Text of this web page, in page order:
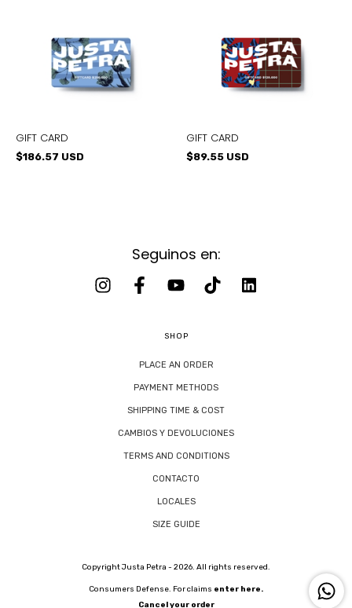
GIFT CARD
$186.57 USD
GIFT CARD
$89.55 USD
Seguinos en:
SHOP
PLACE AN ORDER
PAYMENT METHODS
SHIPPING TIME & COST
CAMBIOS Y DEVOLUCIONES
TERMS AND CONDITIONS
CONTACTO
LOCALES
SIZE GUIDE
Copyright Justa Petra - 2026. All rights reserved.
Consumers Defense. For claims enter here.
Cancel your order